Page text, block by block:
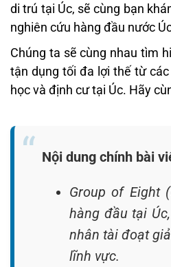
di trú tại Úc, sẽ cùng bạn
nghiên cứu hàng đầu nước
Chúng ta sẽ cùng nhau tìm
tận dụng tối đa lợi thế từ
học và định cư tại Úc. Hãy
Nội dung chính bài
Group of Eight
hàng đầu tại
nhân tài đoạt
lĩnh vực.